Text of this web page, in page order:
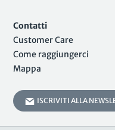
Contatti
Customer Care
Come raggiungerci
Mappa
ISCRIVITI ALLA